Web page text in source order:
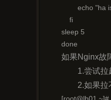
echo "ha is
fi
sleep 5
done
如果Nginx故
1.尝试
2.如果